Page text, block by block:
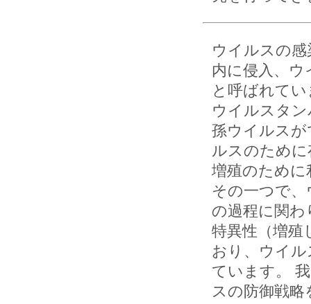
ウイルスの
内に侵入、
と呼ばれて
ウイルスタ
孫ウイルス
ルスのため
増殖のため
その一つで
の過程に関わ
特異性（増殖
おり、ウイ
ています。
スの防御戦